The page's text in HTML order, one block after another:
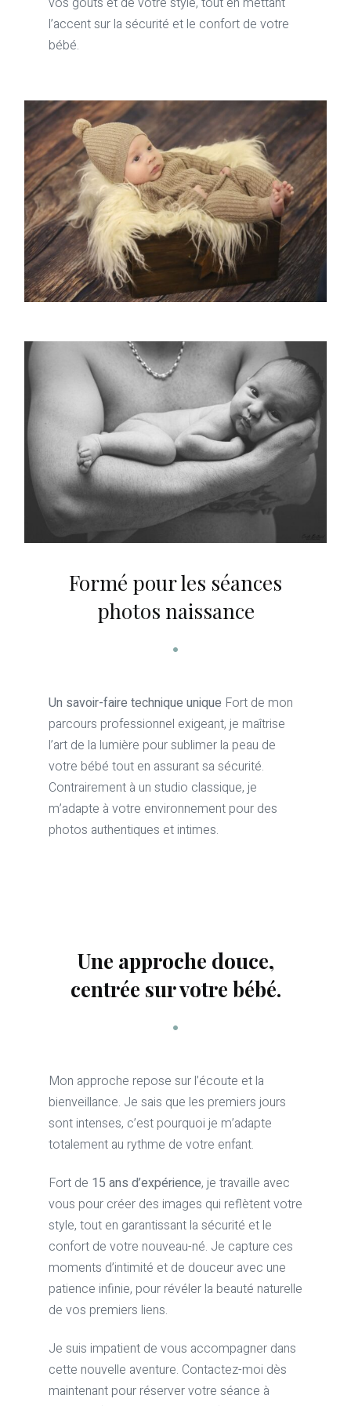
l’accent sur la sécurité et le confort de votre
bébé.
Formé pour les séances
photos naissance
Un savoir-faire technique unique Fort de mon
parcours professionnel exigeant, je maîtrise
l’art de la lumière pour sublimer la peau de
votre bébé tout en assurant sa sécurité.
Contrairement à un studio classique, je
m’adapte à votre environnement pour des
photos authentiques et intimes.
Une approche douce,
centrée sur votre bébé.
Mon approche repose sur l’écoute et la
bienveillance. Je sais que les premiers jours
sont intenses, c’est pourquoi je m’adapte
totalement au rythme de votre enfant.
Fort de 15 ans d’expérience, je travaille avec
vous pour créer des images qui reflètent votre
style, tout en garantissant la sécurité et le
confort de votre nouveau-né. Je capture ces
moments d’intimité et de douceur avec une
patience infinie, pour révéler la beauté naturelle
de vos premiers liens.
Je suis impatient de vous accompagner dans
cette nouvelle aventure. Contactez-moi dès
maintenant pour réserver votre séance à